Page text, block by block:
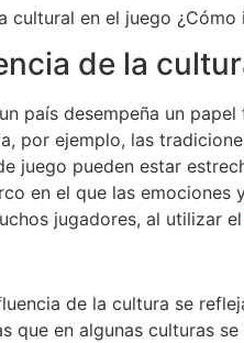
cultural en el juego
de la
país desempeña un
por ejemplo, las
juego pueden estar
en el que las
jugadores, al utilizar el
de la cultura se
que en algunas culturas